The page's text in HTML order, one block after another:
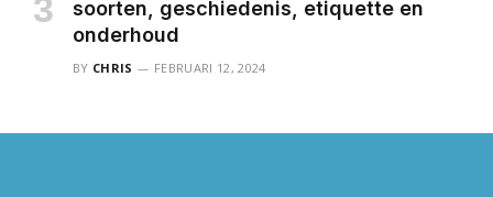
soorten, geschiedenis, etiquette en
onderhoud
BY CHRIS FEBRUARI 12, 2024